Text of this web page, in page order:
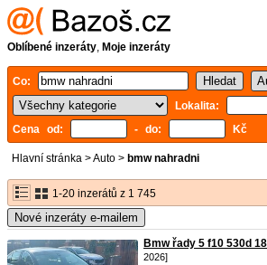
Oblíbené inzeráty, Moje inzeráty
Co:
Lokalita:
Cena od:
- do: Kč
Hlavní stránka >Auto > bmw nahradni
1-20 inzerátů z 1 745
Nové inzeráty e-mailem
Bmw řady 5 f10 530d
2026]